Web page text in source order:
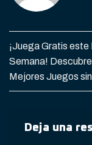
¡Juega Gratis este
Semana!
Mejores Juegos
Deja una